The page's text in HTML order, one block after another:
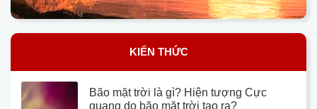
KIẾN THỨC
Bão mặt trời là gì? Hiện tượng Cực
quang do bão mặt trời tạo ra?